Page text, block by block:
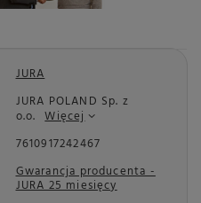
JURA
JURA POLAND Sp. z
o.o. Więcej
7610917242467
Gwarancja producenta -
JURA 25 miesięcy